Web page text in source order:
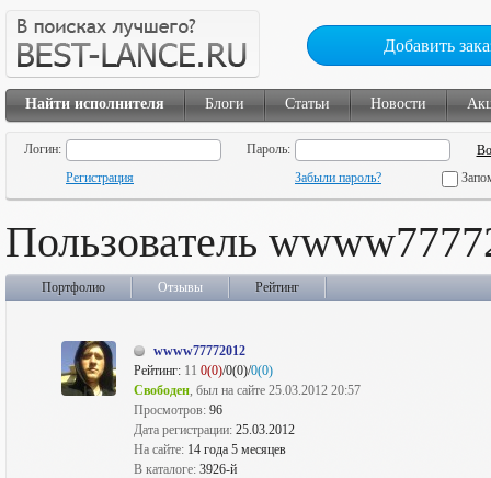
Добавить
Найти исполнителя Блоги Статьи Новости
Логин:
Пароль:
Регистрация
Забыли пароль?
Пользователь
Портфолио Отзывы Рейтинг
wwww77772012
Рейтинг: 11 0(0)/0(0)/0(0)
Свободен, был на сайте 25.03.2012 20:57
Просмотров: 96
Дата регистрации: 25.03.2012
На сайте: 14 года 5 месяцев
В каталоге: 3926-й